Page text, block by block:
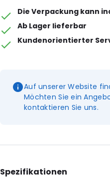
Die Verpackung kann
Ab Lager lieferbar
Kundenorientierter
Auf unserer Website
Möchten Sie ein
kontaktieren Sie uns.
Spezifikationen